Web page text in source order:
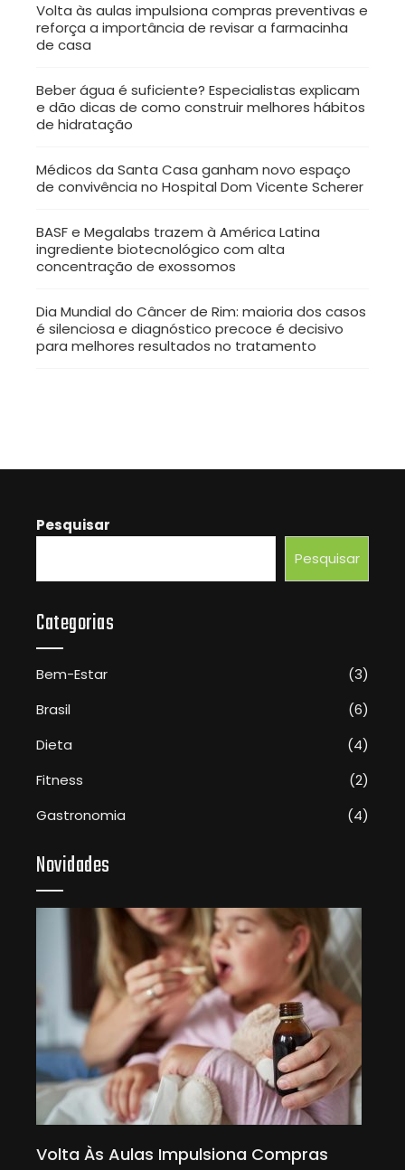
Volta às aulas impulsiona compras preventivas e
reforça a importância de revisar a farmacinha
de casa
Beber água é suficiente? Especialistas explicam
e dão dicas de como construir melhores hábitos
de hidratação
Médicos da Santa Casa ganham novo espaço
de convivência no Hospital Dom Vicente Scherer
BASF e Megalabs trazem à América Latina
ingrediente biotecnológico com alta
concentração de exossomos
Dia Mundial do Câncer de Rim: maioria dos casos
é silenciosa e diagnóstico precoce é decisivo
para melhores resultados no tratamento
Pesquisar
Pesquisar
Categorias
Bem-Estar
(3)
Brasil
(6)
Dieta
(4)
Fitness
(2)
Gastronomia
(4)
Novidades
Volta Às Aulas Impulsiona Compras